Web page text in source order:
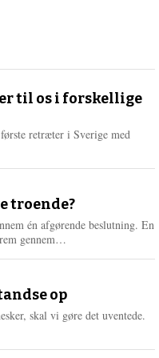
til os i forskellige
retræter i Sverige med
troende?
én afgørende beslutning. En
gennem…
e
r
e
op
skal vi gøre det uventede.